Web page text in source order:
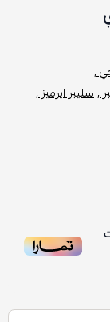
,
,سليبر ايرميز ,